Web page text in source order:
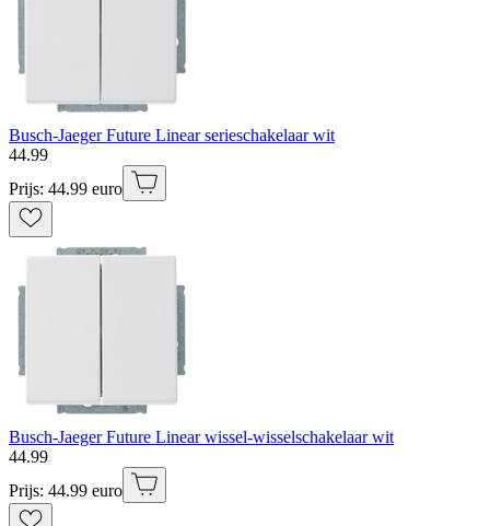
Busch-Jaeger Future Linear serieschakelaar wit
44.99
Prijs: 44.99 euro
Busch-Jaeger Future Linear wissel-wisselschakelaar wit
44.99
Prijs: 44.99 euro